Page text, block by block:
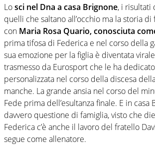
Losci nel Dna a casa Brignone, i risultati
quelli che saltano all’occhio ma la storia
con Maria Rosa Quario, conosciuta
prima tifosa di Federica e nel corso della
sua emozione per la figlia è diventata
trasmesso da Eurosport che le ha
personalizzata nel corso della discesa
manche. La grande ansia nel corso del
Fede prima dell’esultanza finale. E in casa
davvero questione di famiglia, visto che
Federica c’è anche il lavoro del fratello
segue come allenatore.